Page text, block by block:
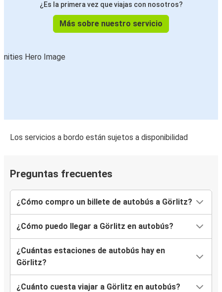
¿Es la primera vez que viajas con nosotros?
Más sobre nuestro servicio
Los servicios a bordo están sujetos a disponibilidad
Preguntas frecuentes
¿Cómo compro un billete de autobús a Görlitz?
¿Cómo puedo llegar a Görlitz en autobús?
¿Cuántas estaciones de autobús hay en
Görlitz?
¿Cuánto cuesta viajar a Görlitz en autobús?